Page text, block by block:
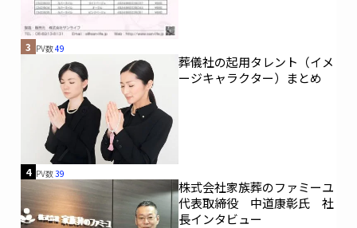
3 PV数49
葬儀社の起用タレント（イメ
ージキャラクター）まとめ
4 PV数39
株式会社家族葬のファミーユ
代表取締役 中道康彰氏 社
長インタビュー